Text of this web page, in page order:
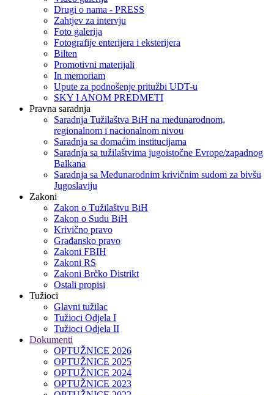
Drugi o nama - PRESS
Zahtjev za intervju
Foto galerija
Fotografije enterijera i eksterijera
Bilten
Promotivni materijali
In memoriam
Upute za podnošenje pritužbi UDT-u
SKY I ANOM PREDMETI
Pravna saradnja
Saradnja Tužilaštva BiH na međunarodnom,
regionalnom i nacionalnom nivou
Saradnja sa domaćim institucijama
Saradnja sa tužilaštvima jugoistočne Evrope/zapadnog
Balkana
Saradnja sa Međunarodnim krivičnim sudom za bivšu
Jugoslaviju
Zakoni
Zakon o Тužilaštvu BiH
Zakon o Sudu BiH
Krivično pravo
Građansko pravo
Zakoni FBIH
Zakoni RS
Zakoni Brčko Distrikt
Ostali propisi
Tužioci
Glavni tužilac
Tužioci Odjela I
Tužioci Odjela II
Dokumenti
OPTUŽNICE 2026
OPTUŽNICE 2025
OPTUŽNICE 2024
OPTUŽNICE 2023